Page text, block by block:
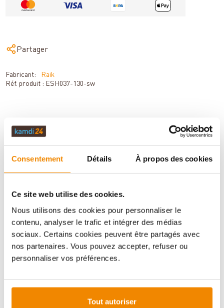
Consentement Détails À propos des cookies
Ce site web utilise des cookies.
Nous utilisons des cookies pour personnaliser le
contenu, analyser le trafic et intégrer des médias
sociaux. Certains cookies peuvent être partagés avec
nos partenaires. Vous pouvez accepter, refuser ou
personnaliser vos préférences.
Tout autoriser
Partager
Fabricant:
Raik
Réf. produit : ESH037-130-sw
DESCRIPTION
DONNÉES TECHNIQUES
ÉVALUATIONS (0)
INFORMATIONS IMPORTANTES